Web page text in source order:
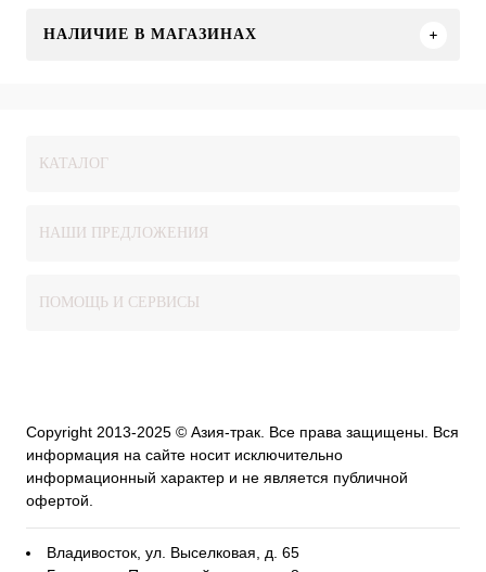
НАЛИЧИЕ В МАГАЗИНАХ
КАТАЛОГ
НАШИ ПРЕДЛОЖЕНИЯ
ПОМОЩЬ И СЕРВИСЫ
Copyright 2013-2025 © Азия-трак. Все права защищены. Вся
информация на сайте носит исключительно
информационный характер и не является публичной
офертой.
Владивосток, ул. Выселковая, д. 65